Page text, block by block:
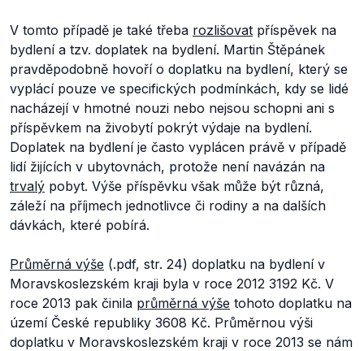
V tomto případě je také třeba rozlišovat příspěvek na
bydlení a tzv. doplatek na bydlení. Martin Štěpánek
pravděpodobně hovoří o doplatku na bydlení, který se
vyplácí pouze ve specifických podmínkách, kdy se lidé
nacházejí v hmotné nouzi nebo nejsou schopni ani s
příspěvkem na živobytí pokrýt výdaje na bydlení.
Doplatek na bydlení je často vyplácen právě v případě
lidí žijících v ubytovnách, protože není navázán na
trvalý pobyt. Výše příspěvku však může být různá,
záleží na příjmech jednotlivce či rodiny a na dalších
dávkách, které pobírá.
Průměrná výše (.pdf, str. 24) doplatku na bydlení v
Moravskoslezském kraji byla v roce 2012 3192 Kč. V
roce 2013 pak činila průměrná výše tohoto doplatku na
území České republiky 3608 Kč. Průměrnou výši
doplatku v Moravskoslezském kraji v roce 2013 se nám